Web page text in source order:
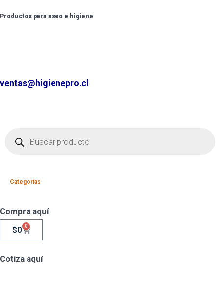
Productos para aseo e higiene
ventas@higienepro.cl
Categorias
Compra aquí
$0 0
Cotiza aquí